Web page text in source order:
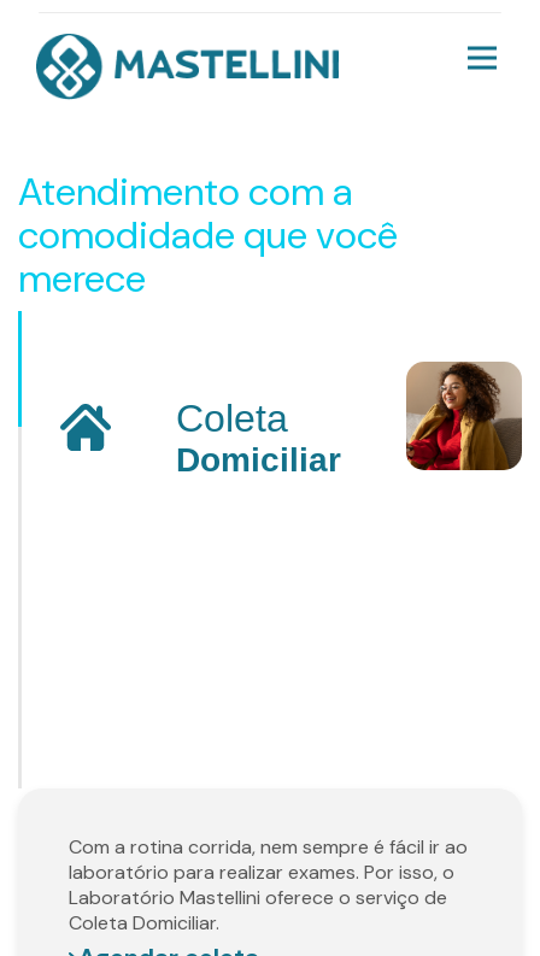
Atendimento com a
comodidade que você
merece
Coleta
Domiciliar
Com a rotina corrida, nem sempre é fácil ir ao
laboratório para realizar exames. Por isso, o
Laboratório Mastellini oferece o serviço de
Coleta Domiciliar.